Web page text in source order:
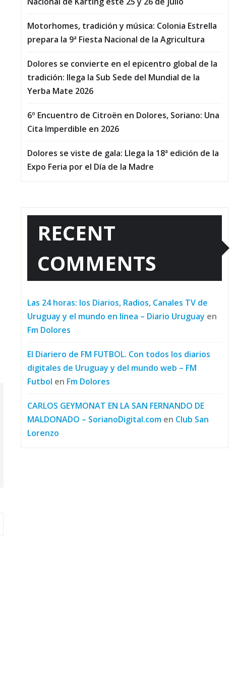
Motorhomes, tradición y música: Colonia Estrella
prepara la 9ª Fiesta Nacional de la Agricultura
Dolores se convierte en el epicentro global de la
tradición: llega la Sub Sede del Mundial de la
Yerba Mate 2026
6º Encuentro de Citroën en Dolores, Soriano: Una
Cita Imperdible en 2026
Dolores se viste de gala: Llega la 18ª edición de la
Expo Feria por el Día de la Madre
RECENT
COMMENTS
Las 24 horas: los Diarios, Radios, Canales TV de
Uruguay y el mundo en línea – Diario Uruguay en
Fm Dolores
El Diariero de FM FUTBOL. Con todos los diarios
digitales de Uruguay y del mundo web – FM
Futbol en Fm Dolores
CARLOS GEYMONAT EN LA SAN FERNANDO DE
MALDONADO – SorianoDigital.com en Club San
Lorenzo